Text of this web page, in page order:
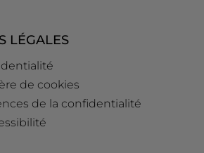
LÉGALES
de cookies
de la confidentialité